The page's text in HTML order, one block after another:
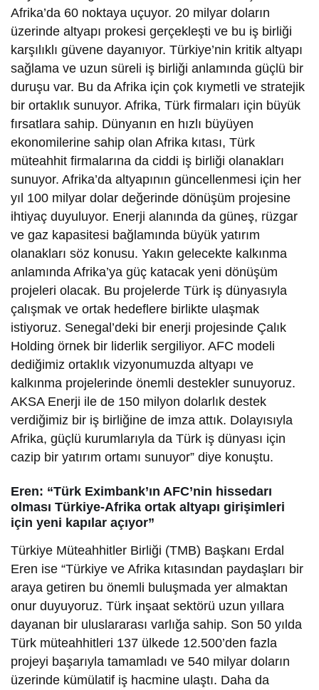
Afrika’da 60 noktaya uçuyor. 20 milyar doların
üzerinde altyapı prokesi gerçekleşti ve bu iş birliği
karşılıklı güvene dayanıyor. Türkiye’nin kritik altyapı
sağlama ve uzun süreli iş birliği anlamında güçlü bir
duruşu var. Bu da Afrika için çok kıymetli ve stratejik
bir ortaklık sunuyor. Afrika, Türk firmaları için büyük
fırsatlara sahip. Dünyanın en hızlı büyüyen
ekonomilerine sahip olan Afrika kıtası, Türk
müteahhit firmalarına da ciddi iş birliği olanakları
sunuyor. Afrika’da altyapının güncellenmesi için her
yıl 100 milyar dolar değerinde dönüşüm projesine
ihtiyaç duyuluyor. Enerji alanında da güneş, rüzgar
ve gaz kapasitesi bağlamında büyük yatırım
olanakları söz konusu. Yakın gelecekte kalkınma
anlamında Afrika’ya güç katacak yeni dönüşüm
projeleri olacak. Bu projelerde Türk iş dünyasıyla
çalışmak ve ortak hedeflere birlikte ulaşmak
istiyoruz. Senegal’deki bir enerji projesinde Çalık
Holding örnek bir liderlik sergiliyor. AFC modeli
dediğimiz ortaklık vizyonumuzda altyapı ve
kalkınma projelerinde önemli destekler sunuyoruz.
AKSA Enerji ile de 150 milyon dolarlık destek
verdiğimiz bir iş birliğine de imza attık. Dolayısıyla
Afrika, güçlü kurumlarıyla da Türk iş dünyası için
cazip bir yatırım ortamı sunuyor” diye konuştu.
Eren: “Türk Eximbank’ın AFC’nin hissedarı
olması Türkiye-Afrika ortak altyapı girişimleri
için yeni kapılar açıyor”
Türkiye Müteahhitler Birliği (TMB) Başkanı Erdal
Eren ise “Türkiye ve Afrika kıtasından paydaşları bir
araya getiren bu önemli buluşmada yer almaktan
onur duyuyoruz. Türk inşaat sektörü uzun yıllara
dayanan bir uluslararası varlığa sahip. Son 50 yılda
Türk müteahhitleri 137 ülkede 12.500’den fazla
projeyi başarıyla tamamladı ve 540 milyar doların
üzerinde kümülatif iş hacmine ulaştı. Daha da